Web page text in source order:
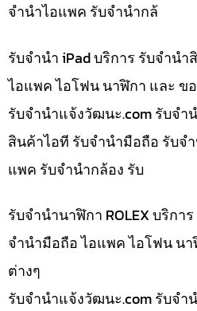
จำนำไอแพค รับจำนำกล้
รับจำนำ iPad บริการ รับจำน
ไอแพค ไอโฟน นาฬิกา และ ข
รับจํานําแจ้งวัฒนะ.com รับจำ
สินค้าไอที รับจำนำมือถือ รับจ
แพค รับจำนำกล้อง รับ
รับจำนำนาฬิกา ROLEX บริกา
จำนำมือถือ ไอแพค ไอโฟน น
ต่างๆ
รับจํานําแจ้งวัฒนะ.com รับจำ